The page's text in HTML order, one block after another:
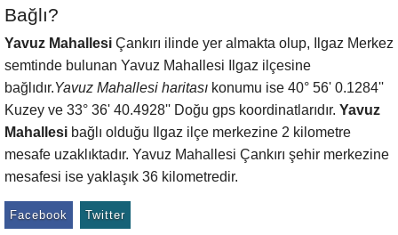
Bağlı?
Yavuz Mahallesi Çankırı ilinde yer almakta olup, Ilgaz Merkez
semtinde bulunan Yavuz Mahallesi Ilgaz ilçesine
bağlıdır.Yavuz Mahallesi haritası konumu ise 40° 56' 0.1284''
Kuzey ve 33° 36' 40.4928'' Doğu gps koordinatlarıdır. Yavuz
Mahallesi bağlı olduğu Ilgaz ilçe merkezine 2 kilometre
mesafe uzaklıktadır. Yavuz Mahallesi Çankırı şehir merkezine
mesafesi ise yaklaşık 36 kilometredir.
Facebook Twitter